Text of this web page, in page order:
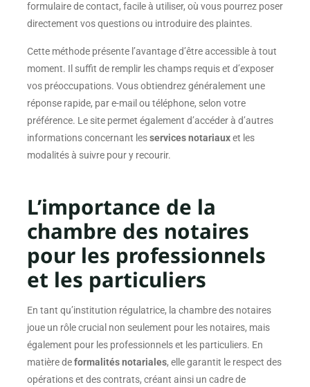
formulaire de contact, facile à utiliser, où vous pourrez poser
directement vos questions ou introduire des plaintes.
Cette méthode présente l’avantage d’être accessible à tout
moment. Il suffit de remplir les champs requis et d’exposer
vos préoccupations. Vous obtiendrez généralement une
réponse rapide, par e-mail ou téléphone, selon votre
préférence. Le site permet également d’accéder à d’autres
informations concernant lesservices notariauxet les
modalités à suivre pour y recourir.
L’importance de la
chambre des notaires
pour les professionnels
et les particuliers
En tant qu’institution régulatrice, la chambre des notaires
joue un rôle crucial non seulement pour les notaires, mais
également pour les professionnels et les particuliers. En
matière deformalités notariales, elle garantit le respect des
opérations et des contrats, créant ainsi un cadre de